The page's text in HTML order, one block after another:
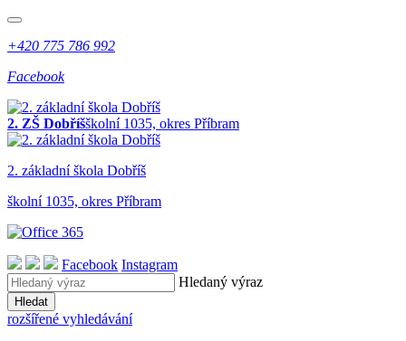
+420 775 786 992
Facebook
2. ZŠ Dobříšškolní 1035, okres Příbram
2. základníškola Dobříš
školní 1035, okres Příbram
Facebook Instagram
Hledaný výraz
Hledat
rozšířené vyhledávání